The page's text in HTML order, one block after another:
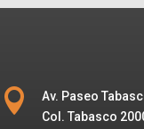

Av. Paseo
Col. Tabasco